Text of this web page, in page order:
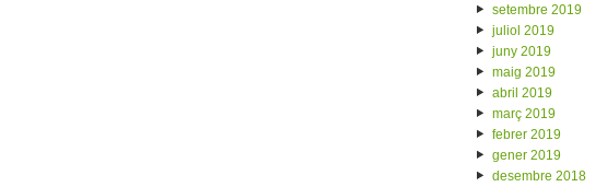
setembre 2019
juliol 2019
juny 2019
maig 2019
abril 2019
març 2019
febrer 2019
gener 2019
desembre 2018